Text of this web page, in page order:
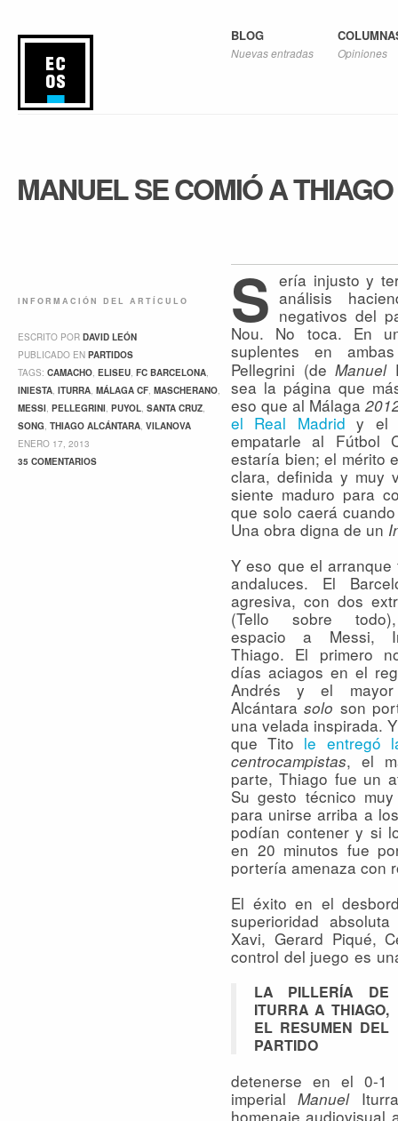
BLOG
Nuevas entradas Opiniones
MANUEL SE COMIÓ A THIAGO
S ería injusto y
análisis
negativos del
Nou. No toca. En
suplentes en ambas
Pellegrini (deManuel
sea la página que
eso que al Málaga
el Real Madridy el
empatarle al Fútbol
estaría bien; el mérito
clara, definida y muy
siente maduro para
que solo caerá
Una obra digna de un
Y eso que el
andaluces. El
agresiva, con dos
(Tello sobre
espacio a Messi,
Thiago. El primero
días aciagos en el
Andrés y el
Alcántarasolo son
una velada inspirada.
que Tito le entregó
centrocampistas, el
parte, Thiago fue un
Su gesto técnico
para unirse arriba a
podían contener y si
en 20 minutos fue
portería amenaza con
El éxito en el
superioridad
Xavi, Gerard Piqué,
control del juego es
LA PILLERÍA DE
ITURRA A THIAGO,
EL RESUMEN DEL
PARTIDO
detenerse en el 0-1
imperialManuel
homenaje audiovisual
INFORMACIÓN DEL ARTÍCULO
ESCRITO POR DAVID LEÓN
PUBLICADO EN PARTIDOS
TAGS: CAMACHO, ELISEU, FC BARCELONA,
INIESTA, ITURRA, MÁLAGA CF, MASCHERANO,
MESSI, PELLEGRINI, PUYOL, SANTA CRUZ,
SONG, THIAGO ALCÁNTARA, VILANOVA
ENERO 17, 2013
35 COMENTARIOS